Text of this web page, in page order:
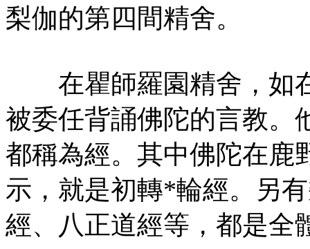
梨伽的第四間精舍。
在瞿師羅園精舍，如
被委任背誦佛陀的言教。
都稱為經。其中佛陀在鹿
示，就是初轉*輪經。另
經、八正道經等，都是全